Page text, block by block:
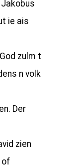
ie ais
zulm t
n volk
Der
zien
of